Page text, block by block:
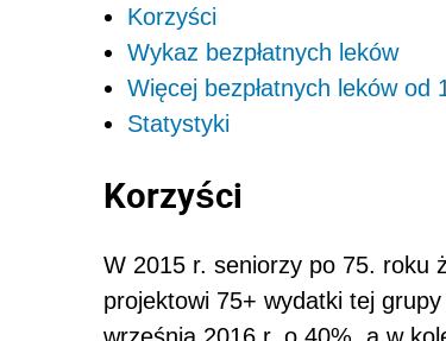
Korzyści
Wykaz bezpłatnych leków
Więcej bezpłatnych leków od
Statystyki
Korzyści
W 2015 r. seniorzy po 75. roku
projektowi 75+ wydatki tej